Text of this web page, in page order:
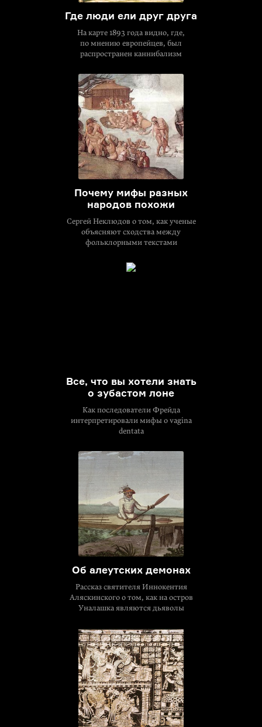
Где люди ели друг друга
На карте 1893 года видно, где,
по мнению европейцев, был
распространен каннибализм
Почему мифы разных
народов похожи
Сергей Неклюдов о том, как ученые
объясняют сходства между
фольклорными текстами
Все, что вы хотели знать
о зубастом лоне
Как последователи Фрейда
интерпретировали мифы о vagina
dentata
Об алеутских демонах
Рассказ святителя Иннокентия
Аляскинского о том, как на остров
Уналашка являются дьяволы